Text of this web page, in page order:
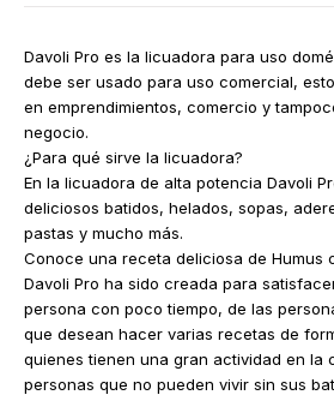
Davoli Pro es la licuadora para uso
debe ser usado para uso comercial,
en emprendimientos, comercio y
negocio.
¿Para qué sirve la licuadora?
En la licuadora de alta potencia Davoli
deliciosos batidos, helados, sopas,
pastas y mucho más.
Conoce una receta deliciosa de Humus
Davoli Pro ha sido creada para
persona con poco tiempo, de las
que desean hacer varias recetas de
quienes tienen una gran actividad en la
personas que no pueden vivir sin sus